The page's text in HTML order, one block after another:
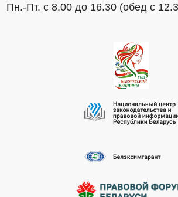
Пн.-Пт. с 8.00 до 16.30 (обед с